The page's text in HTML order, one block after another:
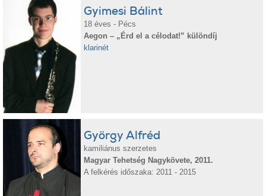
Gyimesi Bálint
18 éves - Pécs
Aegon – „Érd el a célodat!” különdíj
klarinét
György Alfréd
kamiliánus szerzetes
Magyar Tehetség Nagykövete, 2011.
A felkérés időszaka: 2011 - 2015